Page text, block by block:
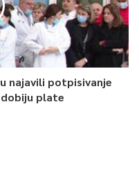
najavili potpisivanje
plate